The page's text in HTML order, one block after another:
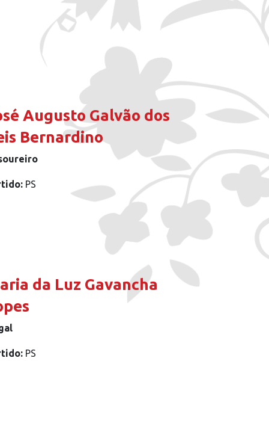
Augusto Galvão dos
Bernardino
PS
da Luz Gavancha
PS